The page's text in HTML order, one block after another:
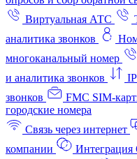
Виртуальная АТС
аналитика звонков
многоканальный номер
и аналитика звонков
звонков
FMC SIM-
городские номера
Связь через интернет
компании